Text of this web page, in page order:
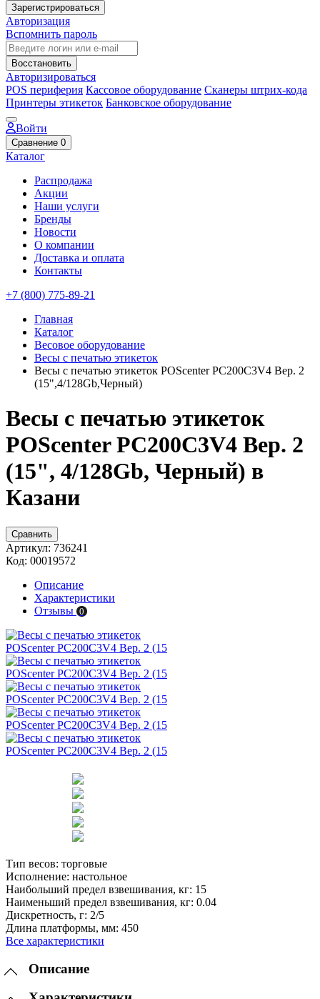
Зарегистрироваться
Авторизация
Вспомнить пароль
Восстановить
Авторизироваться
POS периферия Кассовое оборудование Сканеры штрих-кода
Принтеры этикеток Банковское оборудование
Войти
Сравнение 0
Каталог
Распродажа
Акции
Наши услуги
Бренды
Новости
О компании
Доставка и оплата
Контакты
+7 (800) 775-89-21
Главная
Каталог
Весовое оборудование
Весы с печатью этикеток
Весы с печатью этикеток POScenter PC200C3V4 Вер. 2
(15",4/128Gb,Черный)
Весы с печатью этикеток
POScenter PC200C3V4 Вер. 2
(15", 4/128Gb, Черный) в
Казани
Сравнить
Артикул: 736241
Код: 00019572
Описание
Характеристики
Отзывы 0
Тип весов: торговые
Исполнение: настольное
Наибольший предел взвешивания, кг: 15
Наименьший предел взвешивания, кг: 0.04
Дискретность, г: 2/5
Длина платформы, мм: 450
Все характеристики
Описание